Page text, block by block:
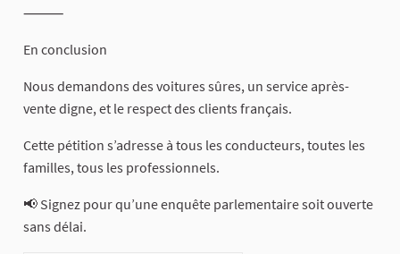
⸻
En conclusion
Nous demandons des voitures sûres, un service après-
vente digne, et le respect des clients français.
Cette pétition s’adresse à tous les conducteurs, toutes les
familles, tous les professionnels.
📢 Signez pour qu’une enquête parlementaire soit ouverte
sans délai.